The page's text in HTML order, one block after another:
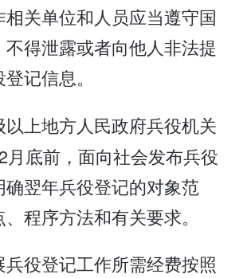
关单位和人员应当遵守国
得泄露或者向他人非法提
记信息。
以上地方人民政府兵役机关
月底前，面向社会发布兵役
翌年兵役登记的对象范
程序方法和有关要求。
兵役登记工作所需经费按照